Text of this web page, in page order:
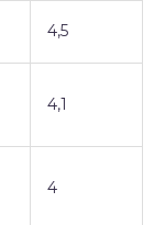
4,5
4,1
4